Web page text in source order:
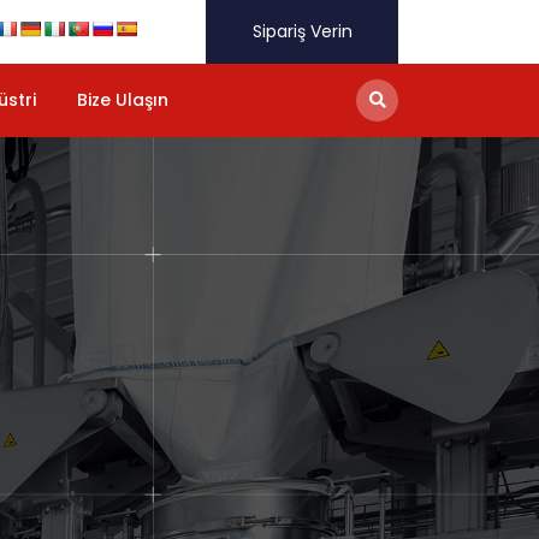
Sipariş Verin
Bize Ulaşın